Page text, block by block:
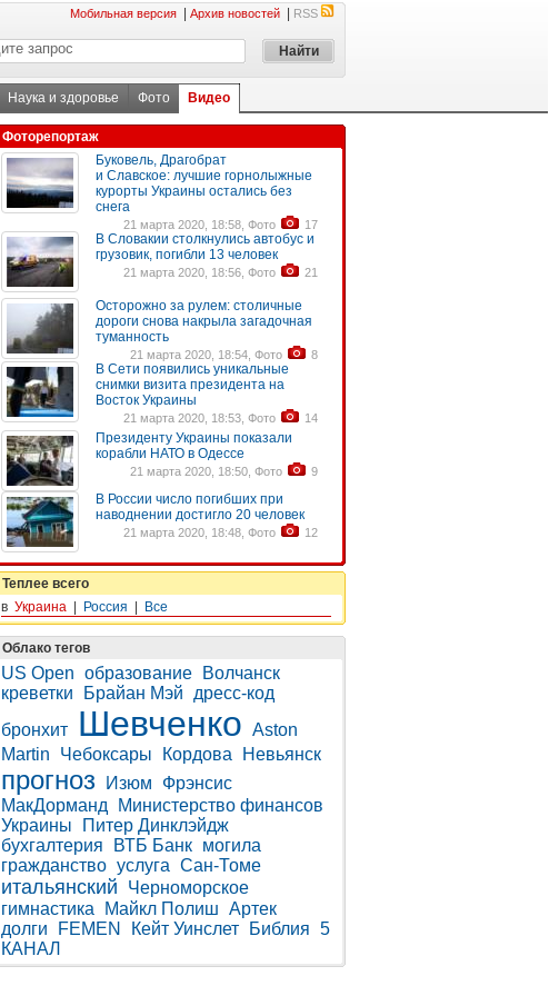
Мобильная версия Архив новостей RSS
Наука и здоровье Фото Видео
Фоторепортаж
Буковель, Драгобрат
и Славское: лучшие горнолыжные
курорты Украины остались без
снега
21 марта 2020, 18:58, Фото 17
В Словакии столкнулись автобус и
грузовик, погибли 13 человек
21 марта 2020, 18:56, Фото 21
Осторожно за рулем: столичные
дороги снова накрыла загадочная
туманность
21 марта 2020, 18:54, Фото 8
В Сети появились уникальные
снимки визита президента на
Восток Украины
21 марта 2020, 18:53, Фото 14
Президенту Украины показали
корабли НАТО в Одессе
21 марта 2020, 18:50, Фото 9
В России число погибших при
наводнении достигло 20 человек
21 марта 2020, 18:48, Фото 12
Теплее всего
в Украина Россия Все
Облако тегов
US Open образование
Волчанск
креветки
Брайан Мэй
дресс-код
бронхит
Шевченко Aston
Martin
Чебоксары Кордова Невьянск
прогноз Изюм
Фрэнсис
МакДорманд
Министерство финансов
Украины
Питер Динклэйдж
бухгалтерия
ВТБ Банк могила
гражданство услуга Сан-Томе
итальянский
Черноморское
гимнастика
Майкл Полиш Артек
долги
FEMEN Кейт Уинслет Библия 5
КАНАЛ